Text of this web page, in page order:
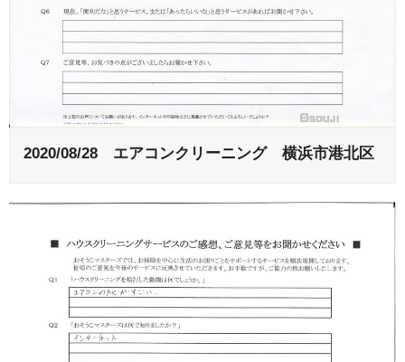
2020/08/28 エアコンクリーニング 横浜市港北区